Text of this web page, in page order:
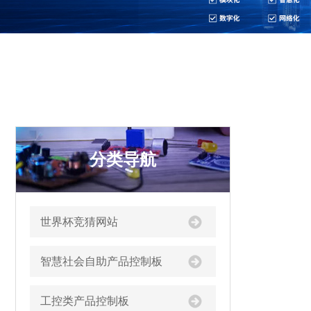
分类导航
世界杯竞猜网站
智慧社会自助产品控制板
工控类产品控制板